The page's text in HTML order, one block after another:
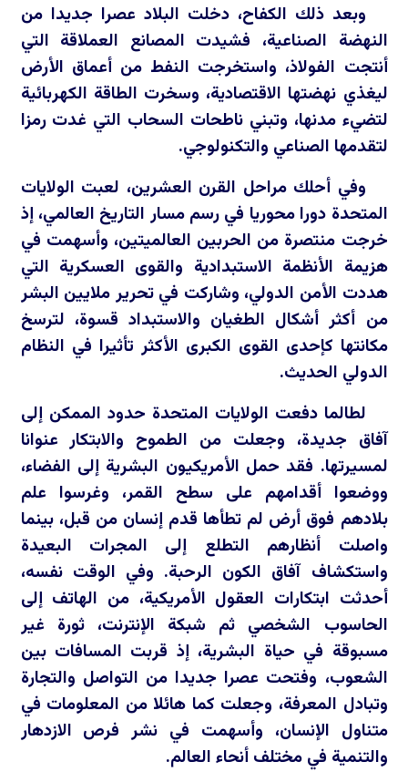
وبعد ذلك الكفاح، دخلت البلاد عصرا جديدا من
النهضة الصناعية، فشيدت المصانع العملاقة التي
أنتجت الفولاذ، واستخرجت النفط من أعماق الأرض
ليغذي نهضتها الاقتصادية، وسخرت الطاقة الكهربائية
لتضيء مدنها، وتبني ناطحات السحاب التي غدت رمزا
لتقدمها الصناعي والتكنولوجي.
وفي أحلك مراحل القرن العشرين، لعبت الولايات
المتحدة دورا محوريا في رسم مسار التاريخ العالمي، إذ
خرجت منتصرة من الحربين العالميتين، وأسهمت في
هزيمة الأنظمة الاستبدادية والقوى العسكرية التي
هددت الأمن الدولي، وشاركت في تحرير ملايين البشر
من أكثر أشكال الطغيان والاستبداد قسوة، لترسخ
مكانتها كإحدى القوى الكبرى الأكثر تأثيرا في النظام
الدولي الحديث.
لطالما دفعت الولايات المتحدة حدود الممكن إلى
آفاق جديدة، وجعلت من الطموح والابتكار عنوانا
لمسيرتها. فقد حمل الأمريكيون البشرية إلى الفضاء،
ووضعوا أقدامهم على سطح القمر، وغرسوا علم
بلادهم فوق أرض لم تطأها قدم إنسان من قبل، بينما
واصلت أنظارهم التطلع إلى المجرات البعيدة
واستكشاف آفاق الكون الرحبة. وفي الوقت نفسه،
أحدثت ابتكارات العقول الأمريكية، من الهاتف إلى
الحاسوب الشخصي ثم شبكة الإنترنت، ثورة غير
مسبوقة في حياة البشرية، إذ قربت المسافات بين
الشعوب، وفتحت عصرا جديدا من التواصل والتجارة
وتبادل المعرفة، وجعلت كما هائلا من المعلومات في
متناول الإنسان، وأسهمت في نشر فرص الازدهار
والتنمية في مختلف أنحاء العالم.